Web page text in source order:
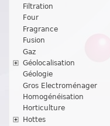
Filtration
Four
Fragrance
Fusion
Gaz
Géolocalisation
Géologie
Gros Electroménager
Homogénéisation
Horticulture
Hottes